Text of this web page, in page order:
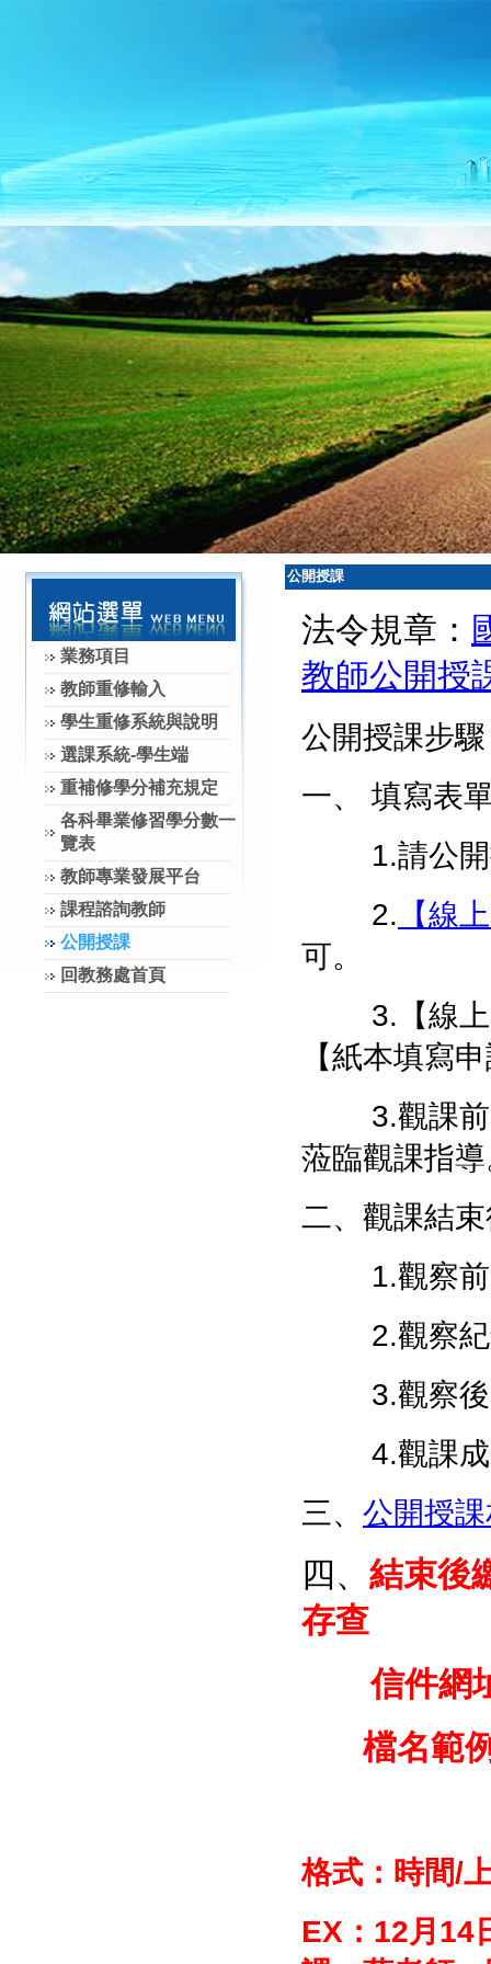
業務項目
教師重修輸入
學生重修系統與說明
選課系統-學生端
重補修學分補充規定
各科畢業修習學分數一
覽表
教師專業發展平台
課程諮詢教師
公開授課
回教務處首頁
公開授課
法令規章：
教師公開授
公開授課步
一、 填
1.請公開
2. 【線
可。
3.【線上
【紙本填寫
3.觀課前一
蒞臨觀課指
二、觀課結
1.觀察前
2.觀察紀
3.觀察後
4.觀課成
三、 公開授
四、 結束後
存查
信件網
檔名範例
格式：時間/
EX：12月14